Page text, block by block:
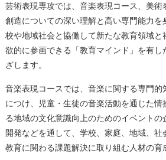
芸術表現専攻では、音楽表現コース、美
創造についての深い理解と高い専門能力
校や地域社会と協働して新たな教育領域
欲的に参画できる「教育マインド」を有し
ざします。
音楽表現コースでは、音楽に関する専門
につけ、児童・生徒の音楽活動を通じた情
る地域の文化意識向上のためのイベント
開発などを通して、学校、家庭、地域、
教育に関わる課題解決に取り組む人材の育